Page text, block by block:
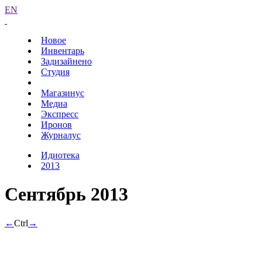
EN
Новое
Инвентарь
Задизайнено
Студия
Магазинус
Медиа
Экспресс
Иронов
Журналус
Идиотека
2013
Сентябрь 2013
←Ctrl →